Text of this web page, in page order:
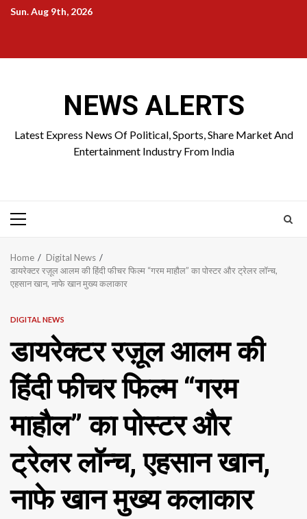
SkipSun. Aug 9th, 2026
NEWS ALERTS
Latest Express News Of Political, Sports, Share Market And
Entertainment Industry From India
Primary
Home
Digital News
डायरेक्टर रज़ूल आलम की हिंदी फीचर फिल्म “गरम माहौल” का पोस्टर और ट्रेलर लॉन्च,
एहसान खान, नाफे खान मुख्य कलाकार
DIGITAL NEWS
डायरेक्टर रज़ूल आलम की
हिंदी फीचर फिल्म “गरम
माहौल” का पोस्टर और
ट्रेलर लॉन्च, एहसान खान,
नाफे खान मुख्य कलाकार